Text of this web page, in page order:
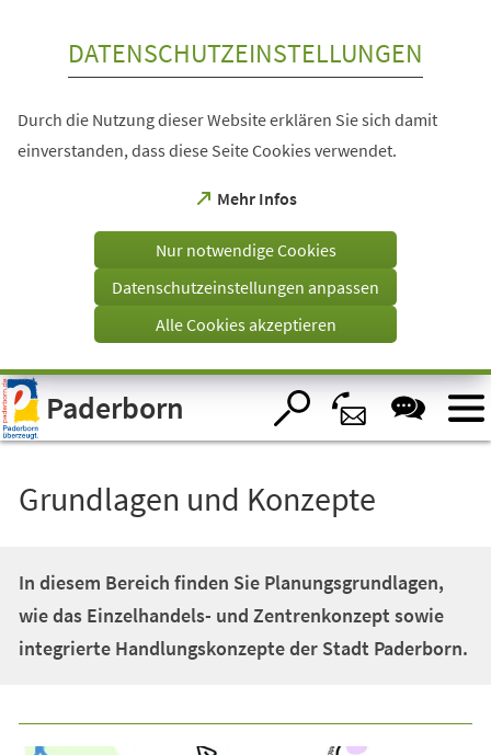
Visuelle
Assistenzsoftware
öffnen.
DATENSCHUTZEINSTELLUNGEN
Durch die Nutzung dieser Website erklären Sie sich damit
einverstanden, dass diese Seite Cookies verwendet.
Mehr Infos
(Öffnet
einem
Tab)
Nur notwendige Cookies
Datenschutzeinstellungen anpassen
Alle Cookies akzeptieren
Paderborn
Grundlagen und Konzepte
In diesem Bereich finden Sie Planungsgrundlagen,
wie das Einzelhandels- und Zentrenkonzept sowie
integrierte Handlungskonzepte der Stadt Paderborn.